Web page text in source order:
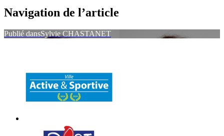
Navigation de l’article
Publié dansSylvie CHASTANET